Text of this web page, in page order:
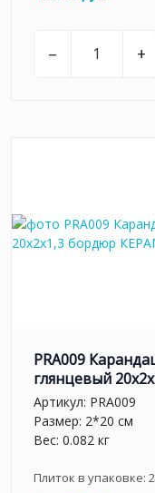
– +
PRA009
глянцевый
Артикул: PRA009
Размер: 2*20 см
Вес: 0.082 кг
Плиток в упаковке: